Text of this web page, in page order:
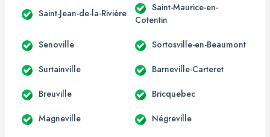
Saint-Jean-de-la-Rivière
Saint-Maurice-en-
Cotentin
Senoville Sortosville-en-Beaumont
Surtainville Barneville-Carteret
Breuville Bricquebec
Magneville Négreville